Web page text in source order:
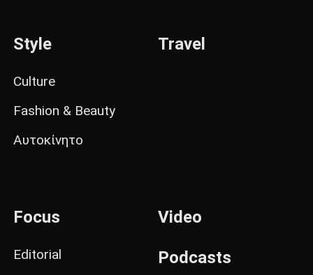
Style
Culture
Fashion & Beauty
Αυτοκίνητο
Travel
Focus
Editorial
Video
Podcasts